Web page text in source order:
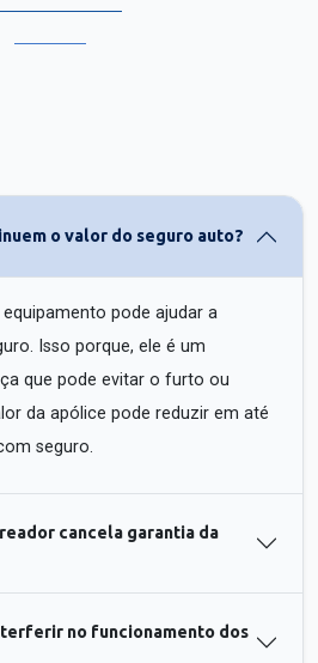
o valor do seguro auto?
pode ajudar a
Isso porque, ele é um
que pode evitar o furto ou
da apólice pode reduzir em até
seguro.
cancela garantia da
no funcionamento dos